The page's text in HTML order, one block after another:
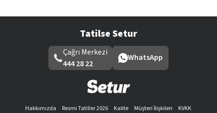
Tatilse Setur
Çağrı Merkezi
444 28 22
WhatsApp
Hakkımızda Resmi Tatiller 2026 Kalite Müşteri İlişkileri
KVKK